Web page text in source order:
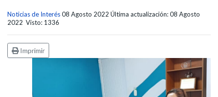
Noticias de Interés08 Agosto 2022 Última actualización: 08 Agosto
2022 Visto: 1336
Imprimir